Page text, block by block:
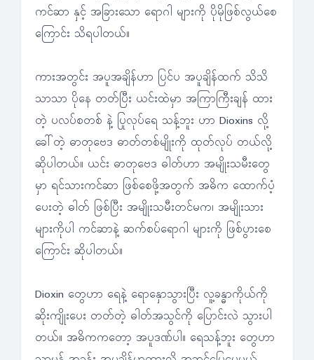
ကင်ဆာ နှင့် အခြားသော ရောဂါ များကို ပိုမိုဖြစ်လွယ်စေ
ကြောင်း သိရပါတယ်။
ကားအတွင်း အပူအချိန်ဟာ ပြင်ပ အပူချိန်ထက် သိသိ
သာသာ ပိုနေ တတ်ပြီး ယင်းထဲမှာ အကြာကြီးချန် ထား
တဲ့ ပလပ်စတစ် နဲ့ ပြုလုပ်ရေ သန့်ဘူး ဟာ Dioxins လို့
ခေါ်တဲ့ ဓာတုဗေဒ ဓာတ်တစ်မျိုးကို ထုတ်လုပ် တယ်လို့
ဆိုပါတယ်။ ယင်း ဓာတုဗေဒ ဓါတ်ဟာ အမျိုးသမီးတွေ
မှာ ရင်သားကင်ဆာ ဖြစ်စေဖို့အတွက် အဓိက ထောက်ပံ့
ပေးတဲ့ ဓါတ် ဖြစ်ပြီး အမျိုးသမီးတင်မက၊ အမျိုးသား
များကိုပါ ကင်ဆာနဲ့ ဆက်စပ်ရောဂါ များကို ဖြစ်ပွားစေ
ကြောင်း ဆိုပါတယ်။
Dioxin တွေဟာ ရေနဲ့ ရောနှောသွားပြီး လူ့ခန္ဓာကိုယ်ကို
ဆိုးကျိုးပေး တတ်တဲ့ ဓါတ်အသွင်ကို ပြောင်းလဲ သွားပါ
တယ်။ အဓိကကတော့ အပူဒဏ်ပါ။ ရေသန့်ဘူး တွေဟာ